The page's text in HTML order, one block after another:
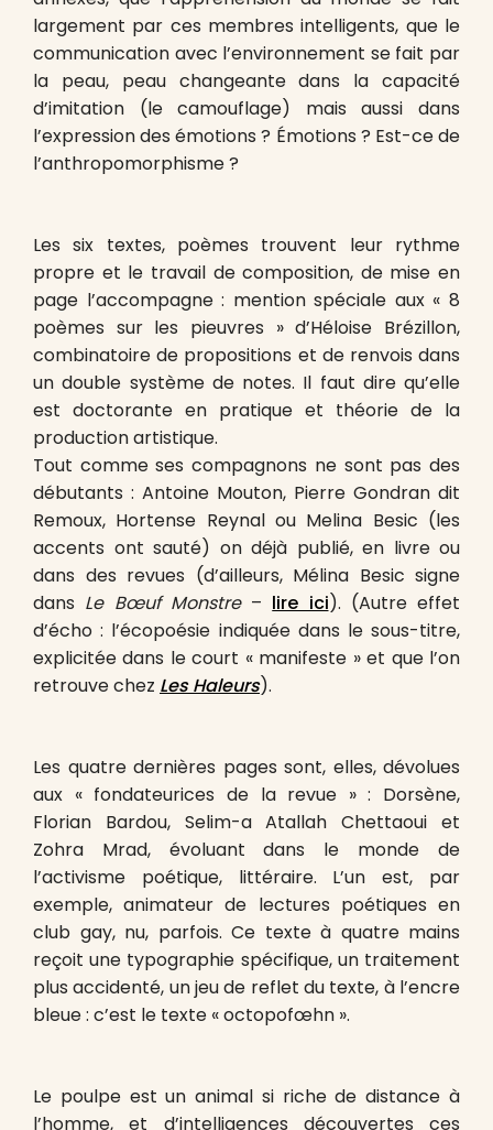
largement par ces membres intelligents, que le
communication avec l’environnement se fait par
la peau, peau changeante dans la capacité
d’imitation (le camouflage) mais aussi dans
l’expression des émotions ? Émotions ? Est-ce de
l’anthropomorphisme ?
Les six textes, poèmes trouvent leur rythme
propre et le travail de composition, de mise en
page l’accompagne : mention spéciale aux « 8
poèmes sur les pieuvres » d’Héloise Brézillon,
combinatoire de propositions et de renvois dans
un double système de notes. Il faut dire qu’elle
est doctorante en pratique et théorie de la
production artistique.
Tout comme ses compagnons ne sont pas des
débutants : Antoine Mouton, Pierre Gondran dit
Remoux, Hortense Reynal ou Melina Besic (les
accents ont sauté) on déjà publié, en livre ou
dans des revues (d’ailleurs, Mélina Besic signe
dans Le Bœuf Monstre– lire ici). (Autre effet
d’écho : l’écopoésie indiquée dans le sous-titre,
explicitée dans le court « manifeste » et que l’on
retrouve chez Les Haleurs).
Les quatre dernières pages sont, elles, dévolues
aux « fondateurices de la revue » : Dorsène,
Florian Bardou, Selim-a Atallah Chettaoui et
Zohra Mrad, évoluant dans le monde de
l’activisme poétique, littéraire. L’un est, par
exemple, animateur de lectures poétiques en
club gay, nu, parfois. Ce texte à quatre mains
reçoit une typographie spécifique, un traitement
plus accidenté, un jeu de reflet du texte, à l’encre
bleue : c’est le texte « octopofœhn ».
Le poulpe est un animal si riche de distance à
l’homme, et d’intelligences découvertes ces